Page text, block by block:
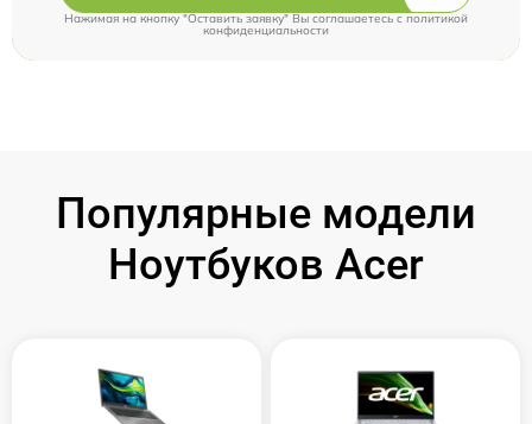
Нажимая на кнопку "Оставить заявку" Вы соглашаетесь cполитикой
конфиденциальности
Популярные модели
Ноутбуков Acer